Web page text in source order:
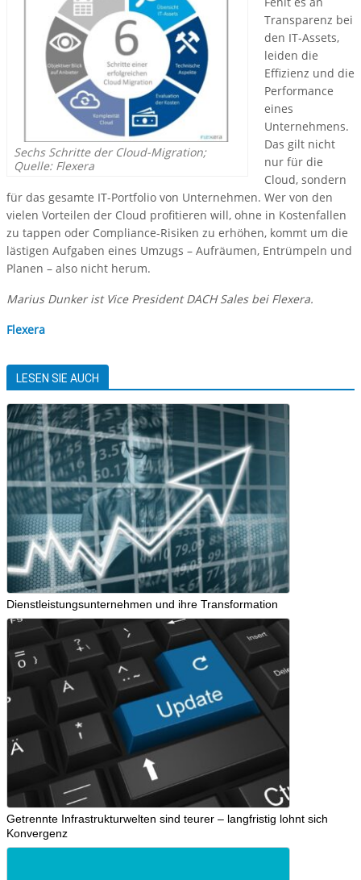
Sechs Schritte der Cloud-Migration;
Quelle: Flexera
Transparenz bei
den IT-Assets,
leiden die
Effizienz und die
Performance
eines
Unternehmens.
Das gilt nicht
nur für die
Cloud, sondern
für das gesamte IT-Portfolio von Unternehmen. Wer von den
vielen Vorteilen der Cloud profitieren will, ohne in Kostenfallen
zu tappen oder Compliance-Risiken zu erhöhen, kommt um die
lästigen Aufgaben eines Umzugs – Aufräumen, Entrümpeln und
Planen – also nicht herum.
Marius Dunker ist Vice President DACH Sales bei Flexera.
Flexera
LESEN SIE AUCH
Dienstleistungsunternehmen und ihre Transformation
Getrennte Infrastrukturwelten sind teurer – langfristig lohnt sich
Konvergenz